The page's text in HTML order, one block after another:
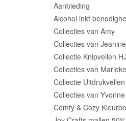
Aanbieding
Alcohol inkt
Collecties van Amy
Collecties van Jeanine
Collectie Knipvellen HJ
Collecties van Marieke
Collectie Uitdrukvellen
Collecties van Yvonne
Comfy & Cozy